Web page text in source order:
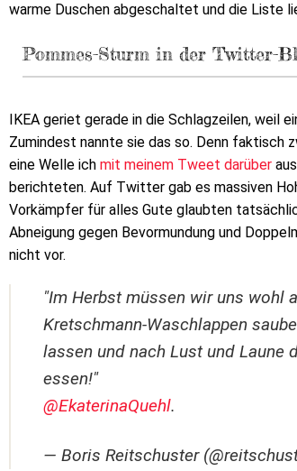
warme Duschen abgeschaltet und die Liste
Pommes-Sturm in der Twitter-
IKEA geriet gerade in die Schlagzeilen, weil
Zumindest nannte sie das so. Denn faktisch
eine Welle ich mit meinem Tweet darüber
berichteten. Auf Twitter gab es massiven
Vorkämpfer für alles Gute glaubten
Abneigung gegen Bevormundung und
nicht vor.
"Im Herbst müssen wir uns wohl
Kretschmann-Waschlappen
lassen und nach Lust und Laune
essen!"
@EkaterinaQuehl.
— Boris Reitschuster